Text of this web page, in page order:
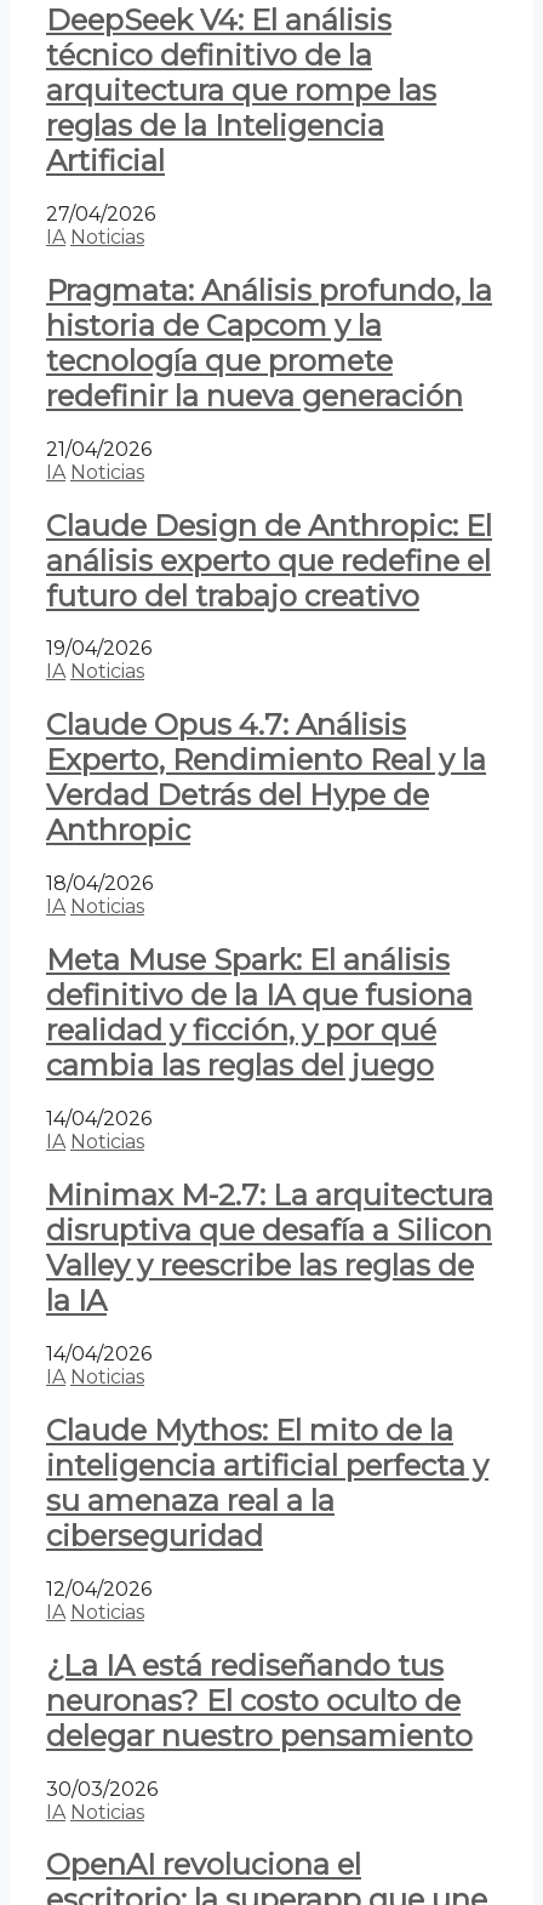
DeepSeek V4: El análisis
técnico definitivo de la
arquitectura que rompe las
reglas de la Inteligencia
Artificial
27/04/2026
IA Noticias
Pragmata: Análisis profundo, la
historia de Capcom y la
tecnología que promete
redefinir la nueva generación
21/04/2026
IA Noticias
Claude Design de Anthropic: El
análisis experto que redefine el
futuro del trabajo creativo
19/04/2026
IA Noticias
Claude Opus 4.7: Análisis
Experto, Rendimiento Real y la
Verdad Detrás del Hype de
Anthropic
18/04/2026
IA Noticias
Meta Muse Spark: El análisis
definitivo de la IA que fusiona
realidad y ficción, y por qué
cambia las reglas del juego
14/04/2026
IA Noticias
Minimax M-2.7: La arquitectura
disruptiva que desafía a Silicon
Valley y reescribe las reglas de
la IA
14/04/2026
IA Noticias
Claude Mythos: El mito de la
inteligencia artificial perfecta y
su amenaza real a la
ciberseguridad
12/04/2026
IA Noticias
¿La IA está rediseñando tus
neuronas? El costo oculto de
delegar nuestro pensamiento
30/03/2026
IA Noticias
OpenAI revoluciona el